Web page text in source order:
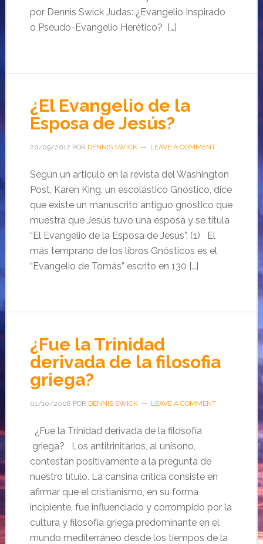
por Dennis Swick Judas: ¿Evangelio Inspirado
o Pseudo-Evangelio Herético? […]
¿El Evangelio de la
Esposa de Jesús?
20/09/2012 POR DENNIS SWICK LEAVE A COMMENT
Según un articulo en la revista del Washington
Post, Karen King, un escolástico Gnóstico, dice
que existe un manuscrito antiguo gnóstico que
muestra que Jesús tuvo una esposa y se titula
“El Evangelio de la Esposa de Jesús”. (1) El
más temprano de los libros Gnósticos es el
“Evangelio de Tomás” escrito en 130 […]
¿Fue la Trinidad
derivada de la filosofia
griega?
01/10/2008 POR DENNIS SWICK LEAVE A COMMENT
¿Fue la Trinidad derivada de la filosofía
griega? Los antitrinitarios, al unísono,
contestan positivamente a la pregunta de
nuestro título. La cansina crítica consiste en
afirmar que el cristianismo, en su forma
incipiente, fue influenciado y corrompido por la
cultura y filosofía griega predominante en el
mundo mediterráneo desde los tiempos de la